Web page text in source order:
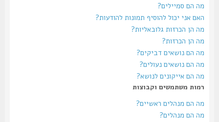
מה הם סמיילים?
האם אני יכול להוסיף תמונות להודעות?
מה הן הכרזות גלובאליות?
מה הן הכרזות?
מה הם נושאים דביקים?
מה הם נושאים נעולים?
מה הם אייקונים לנושא?
רמות משתמשים וקבוצות
מה הם מנהלים ראשיים?
מה הם מנהלים?